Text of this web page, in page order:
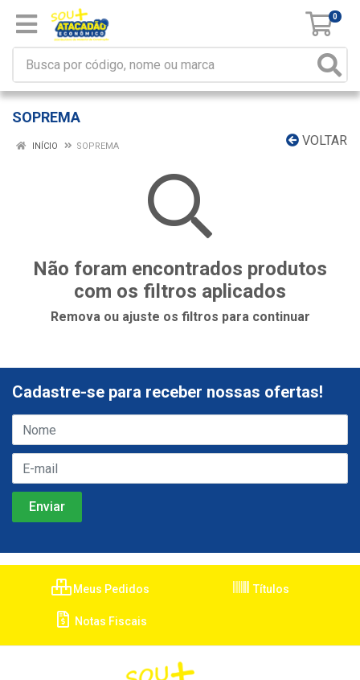
0
SOPREMA
VOLTAR
INÍCIO SOPREMA
Não foram encontrados produtos
com os filtros aplicados
Remova ou ajuste os filtros para continuar
Cadastre-se para receber nossas ofertas!
Meus Pedidos Títulos
Notas Fiscais